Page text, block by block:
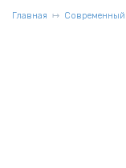
Главная